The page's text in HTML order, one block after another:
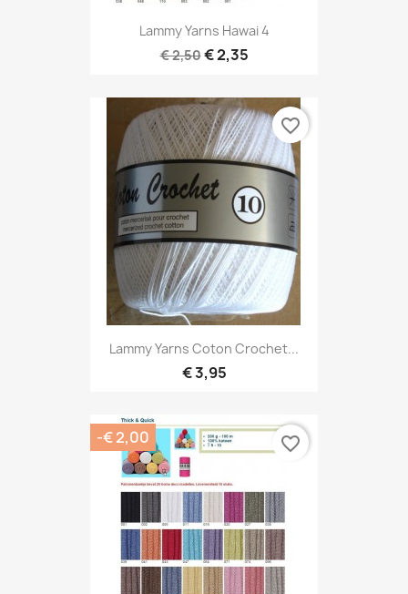
Lammy Yarns Hawai 4
€ 2,50€ 2,35
Lammy Yarns Coton Crochet...
€ 3,95
favorite_border
-€ 2,00 favorite_border